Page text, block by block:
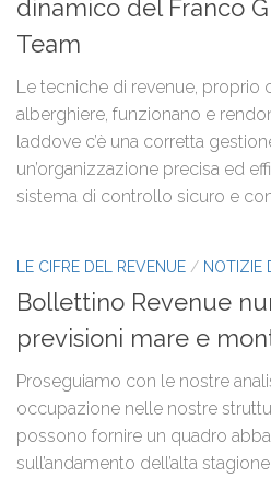
dinamico del Franco
Team
Le tecniche di revenue, proprio
alberghiere, funzionano e
laddove c’è una corretta
un’organizzazione precisa ed
sistema di controllo sicuro e
LE CIFRE DEL REVENUE / NOTIZIE
Bollettino Revenue
previsioni mare e
Proseguiamo con le nostre
occupazione nelle nostre
possono fornire un quadro
sull’andamento dell’alta